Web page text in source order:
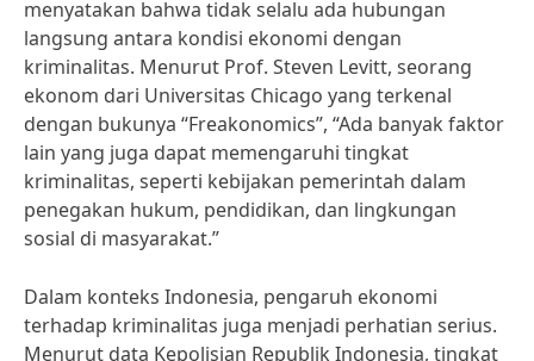
menyatakan bahwa tidak selalu ada hubungan
langsung antara kondisi ekonomi dengan
kriminalitas. Menurut Prof. Steven Levitt, seorang
ekonom dari Universitas Chicago yang terkenal
dengan bukunya “Freakonomics”, “Ada banyak faktor
lain yang juga dapat memengaruhi tingkat
kriminalitas, seperti kebijakan pemerintah dalam
penegakan hukum, pendidikan, dan lingkungan
sosial di masyarakat.”
Dalam konteks Indonesia, pengaruh ekonomi
terhadap kriminalitas juga menjadi perhatian serius.
Menurut data Kepolisian Republik Indonesia, tingkat